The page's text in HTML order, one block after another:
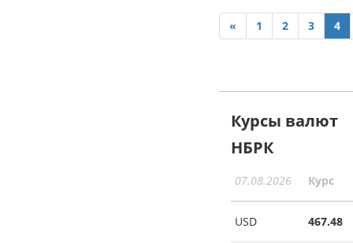
« 1 2 3 4
Курсы валют
НБРК
07.08.2026 Курс
USD 467.48